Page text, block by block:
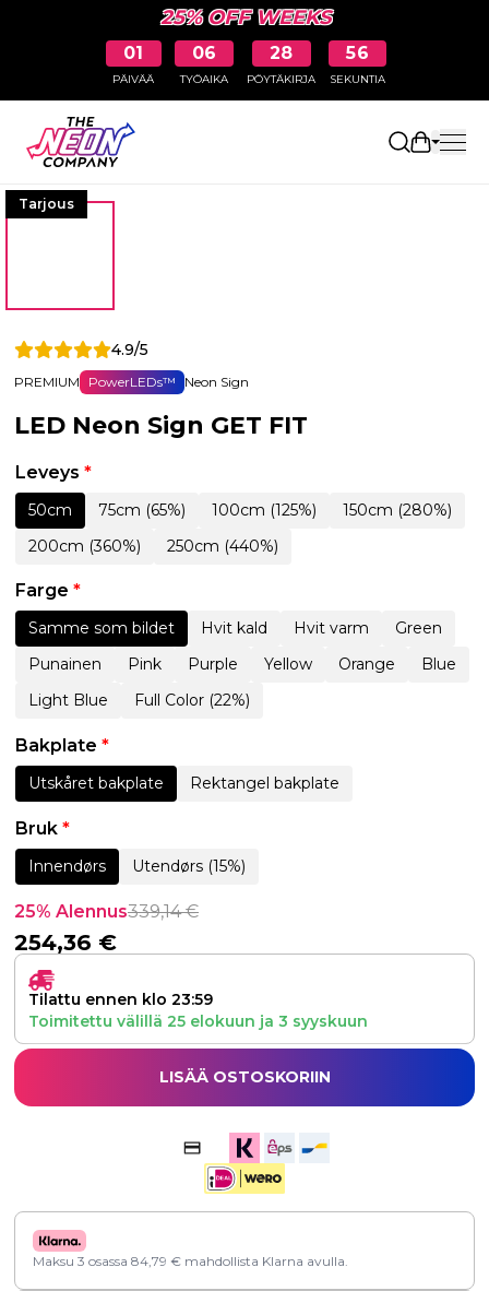
25% OFF WEEKS
01
PÄIVÄÄ
06
TYÖAIKA
28
PÖYTÄKIRJA
55
SEKUNTIA
Avaa
Tarjous
4.9/5
PREMIUM PowerLEDs™ Neon Sign
LED Neon Sign GET FIT
Leveys *
50cm 75cm (65%) 100cm (125%)
150cm (280%)
200cm (360%)
250cm (440%)
Farge *
Samme som bildet Hvit kald Hvit varm
Green
Punainen
Pink Purple Yellow Orange
Blue
Light Blue
Full Color (22%)
Bakplate *
Utskåret bakplate Rektangel bakplate
Bruk *
Innendørs Utendørs (15%)
25% Alennus339,14€
254,36 €
Tilattu ennen klo 23:59
Toimitettu välillä 25 elokuun ja 3 syyskuun
LISÄÄ OSTOSKORIIN
Maksu 3 osassa 84,79 € mahdollista Klarna avulla.